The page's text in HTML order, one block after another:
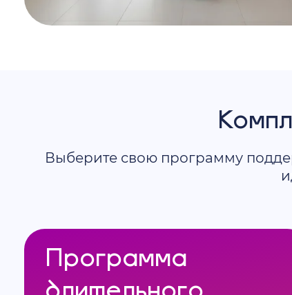
Выберите свою программу
Программа